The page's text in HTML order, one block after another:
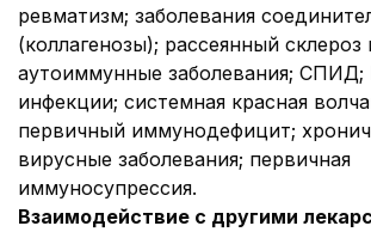
ревматизм; заболевания
(коллагенозы); рассеянный склероз
аутоиммунные заболевания;
инфекции; системная красная
первичный иммунодефицит;
вирусные заболевания; первичная
иммуносупрессия.
Взаимодействие с другими